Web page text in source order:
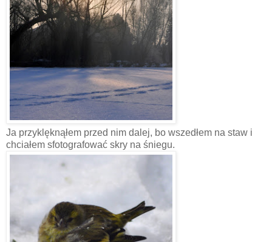
Ja przyklęknąłem przed nim dalej, bo wszedłem na staw i
chciałem sfotografować skry na śniegu.